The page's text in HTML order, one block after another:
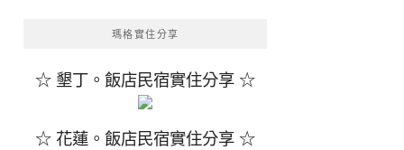
瑪格實住分享
☆ 墾丁。飯店民宿實住分享 ☆
☆ 花蓮。飯店民宿實住分享 ☆